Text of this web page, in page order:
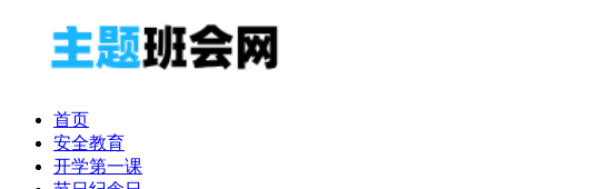
首页
安全教育
开学第一课